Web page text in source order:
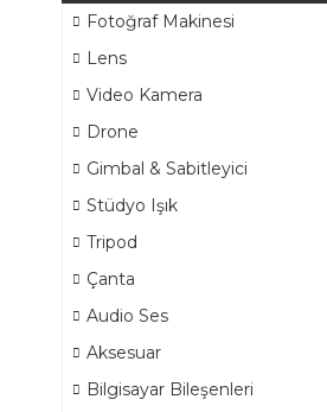
Fotoğraf Makinesi
Lens
Video Kamera
Drone
Gimbal & Sabitleyici
Stüdyo Işık
Tripod
Çanta
Audio Ses
Aksesuar
Bilgisayar Bileşenleri